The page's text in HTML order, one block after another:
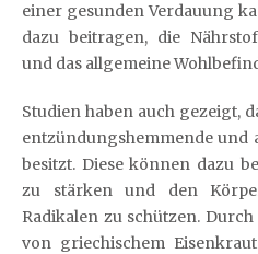
einer gesunden Verdauung
dazu beitragen, die
und das allgemeine
Studien haben auch gezeigt,
entzündungshemmende und
besitzt. Diese können dazu
zu stärken und den
Radikalen zu schützen.
von griechischem